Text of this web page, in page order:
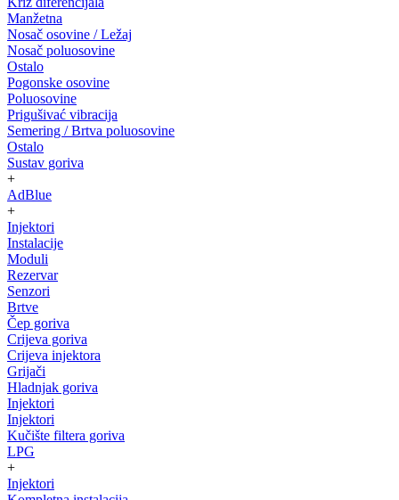
Manžetna
Nosač osovine / Ležaj
Nosač poluosovine
Ostalo
Pogonske osovine
Poluosovine
Prigušivać vibracija
Semering / Brtva poluosovine
Ostalo
Sustav goriva
+
AdBlue
+
Injektori
Instalacije
Moduli
Rezervar
Senzori
Brtve
Čep goriva
Crijeva goriva
Crijeva injektora
Grijači
Hladnjak goriva
Injektori
Injektori
Kučište filtera goriva
LPG
+
Injektori